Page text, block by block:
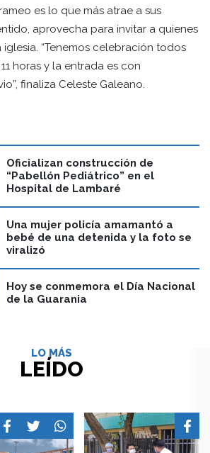
es lo que más atrae a sus
aprovecha para invitar a quienes
“Tenemos celebración todos
horas y la entrada es con
finaliza Celeste Galeano.
Oficializan construcción de
“Pabellón Pediátrico” en el
Hospital de Lambaré
Una mujer policía amamantó a
bebé de una detenida y la foto se
viralizó
Hoy se conmemora el Día Nacional
de la Guarania
LO MÁS
LEÍDO